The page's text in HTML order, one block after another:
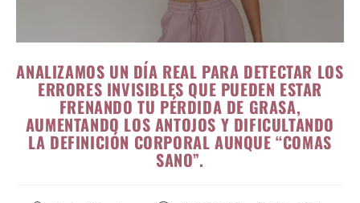
ANALIZAMOS UN DÍA REAL PARA DETECTAR LOS
ERRORES INVISIBLES QUE PUEDEN ESTAR
FRENANDO TU PÉRDIDA DE GRASA,
AUMENTANDO LOS ANTOJOS Y DIFICULTANDO
LA DEFINICIÓN CORPORAL AUNQUE “COMAS
SANO”.